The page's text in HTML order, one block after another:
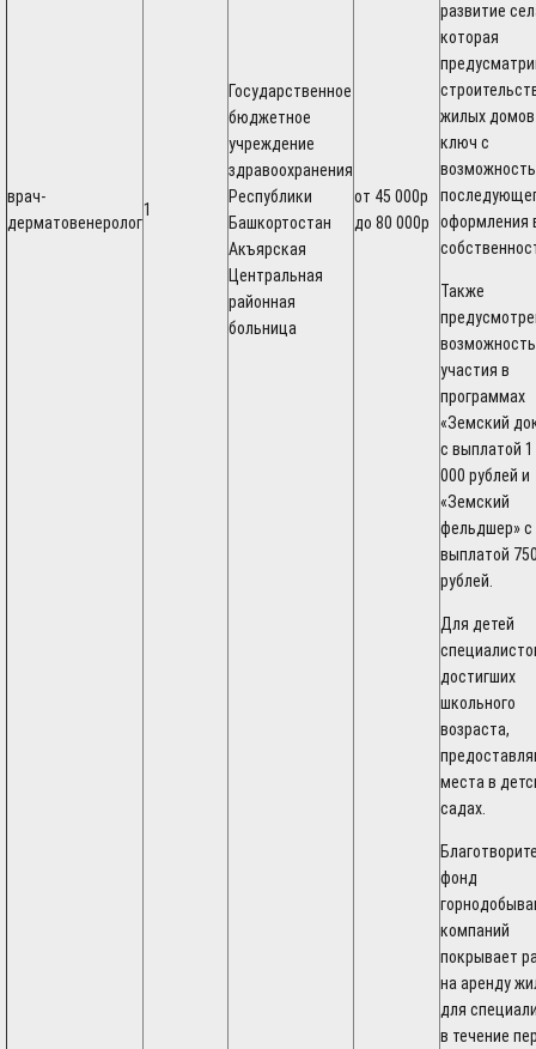
врач-
дерматовенеролог
1
Государственное
бюджетное
учреждение
здравоохранения
Республики
Башкортостан
Акъярская
Центральная
районная
больница
от 45 000р
до 80 000р
развитие
которая
жилых
ключ с
оформления
Также
возможность
участия в
программах
«Земский
с выплатой
000 рублей и
«Земский
фельдшер» с
выплатой
рублей.
Для детей
достигших
школьного
возраста,
места в
садах.
фонд
компаний
покрывает
на аренду
для
в течение